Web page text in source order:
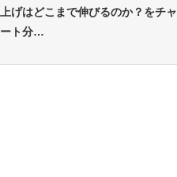
上げはどこまで伸びるのか？をチャ
ート分…